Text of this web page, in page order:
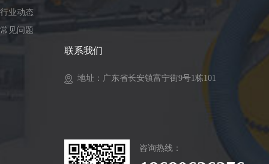
行业动态
常见问题
联系我们
地址：广东省长安镇富宁街9号1栋101
咨询热线：